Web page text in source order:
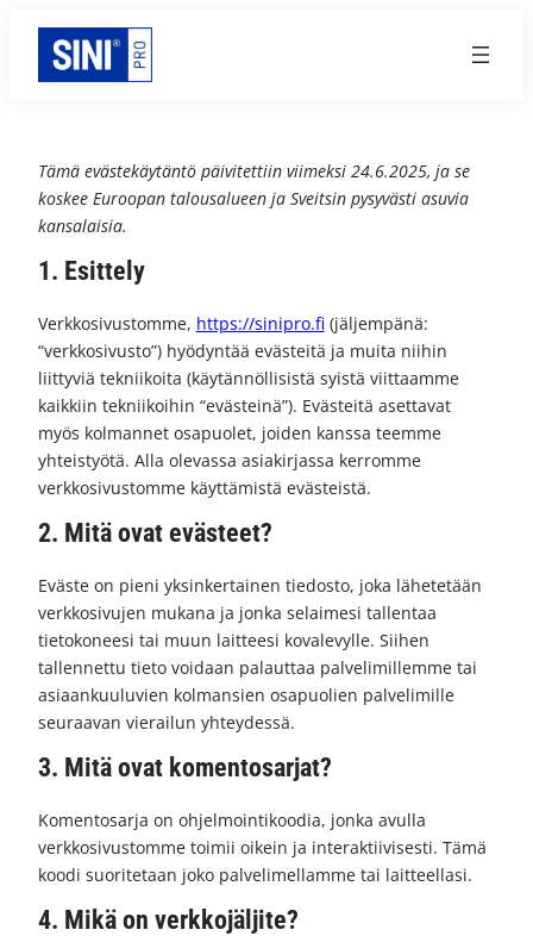
Siirry
sisältöön
Tämä evästekäytäntö päivitettiin viimeksi 24.6.2025, ja se
koskee Euroopan talousalueen ja Sveitsin pysyvästi asuvia
kansalaisia.
1. Esittely
Verkkosivustomme, https://sinipro.fi (jäljempänä:
“verkkosivusto”) hyödyntää evästeitä ja muita niihin
liittyviä tekniikoita (käytännöllisistä syistä viittaamme
kaikkiin tekniikoihin “evästeinä”). Evästeitä asettavat
myös kolmannet osapuolet, joiden kanssa teemme
yhteistyötä. Alla olevassa asiakirjassa kerromme
verkkosivustomme käyttämistä evästeistä.
2. Mitä ovat evästeet?
Eväste on pieni yksinkertainen tiedosto, joka lähetetään
verkkosivujen mukana ja jonka selaimesi tallentaa
tietokoneesi tai muun laitteesi kovalevylle. Siihen
tallennettu tieto voidaan palauttaa palvelimillemme tai
asiaankuuluvien kolmansien osapuolien palvelimille
seuraavan vierailun yhteydessä.
3. Mitä ovat komentosarjat?
Komentosarja on ohjelmointikoodia, jonka avulla
verkkosivustomme toimii oikein ja interaktiivisesti. Tämä
koodi suoritetaan joko palvelimellamme tai laitteellasi.
4. Mikä on verkkojäljite?